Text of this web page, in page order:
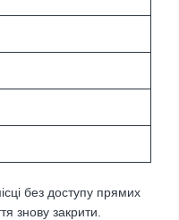
без доступу прямих
знову закрити.